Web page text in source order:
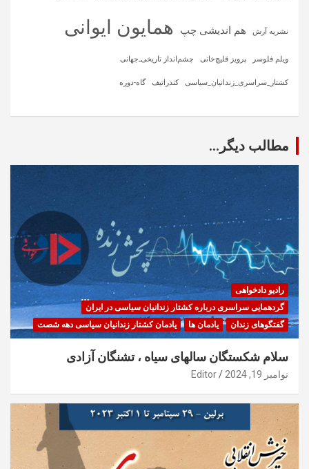
نشریه آرش هم اندیشی چپ همایون ایوانی
ویلم فلوسر پرویز قلیچ‌خانی چشم‌انداز تاریخی‌ـ‌جهانی
کشتار_سراسری_زندانیان_سیاسی کندراتیف گاه-دوره
مطالب دیگر...
رادیو دادخواهی
گردهمایی سراسری درباره کشتار زندانیان سیاسی در ایران
گفتگوهای زندان
یادمان ها یادمان کشتار زندانیان سیاسی دهه شصت
سلام شکستگان سالهای سیاه ، تشنگان آزادی
نوامبر 19, 2024 Editor